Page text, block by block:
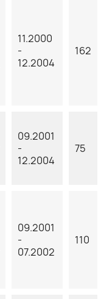
11.2000
-
12.2004
162
09.2001
-
12.2004
75
09.2001
-
07.2002
110